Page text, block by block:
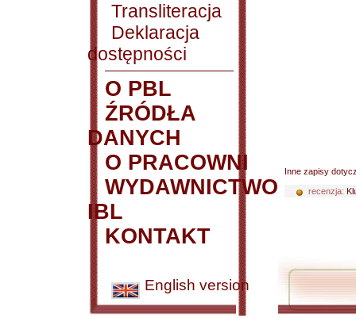
Transliteracja
Deklaracja
dostępności
O PBL
ŹRÓDŁA
DANYCH
O PRACOWNI
WYDAWNICTWO
IBL
KONTAKT
English version
Inne zapisy
recenzja: